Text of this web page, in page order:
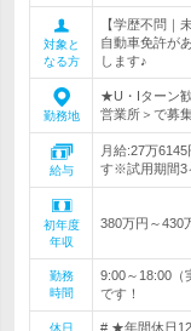
対象と
なる方
【学歴不問｜
自動車免許が
します♪
勤務地
★U・Iターン
営業所＞で募
給与
月給:27万
す※試用期間3
初年度
年収
380万円～430
勤務
時間
9:00～18:00（
です！
休日
# ★年間休日